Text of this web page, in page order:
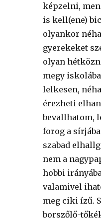
képzelni,
is kell(ene)
olyankor
gyerekeket
olyan
megy
lelkesen,
érezheti
bevallhatom,
forog a
szabad
nem a
hobbi
valamivel
meg ciki ízű.
borszőlő-